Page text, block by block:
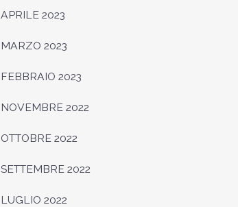
APRILE 2023
MARZO 2023
FEBBRAIO 2023
NOVEMBRE 2022
OTTOBRE 2022
SETTEMBRE 2022
LUGLIO 2022